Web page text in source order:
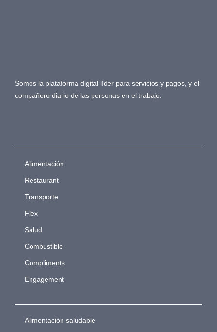
Somos la plataforma digital líder para servicios y pagos, y el
compañero diario de las personas en el trabajo.
Alimentación
Restaurant
Transporte
Flex
Salud
Combustible
Compliments
Engagement
Alimentación saludable